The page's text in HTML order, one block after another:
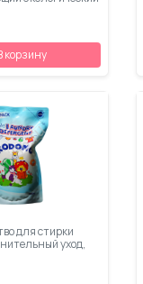
корзину
для стирки
уход,